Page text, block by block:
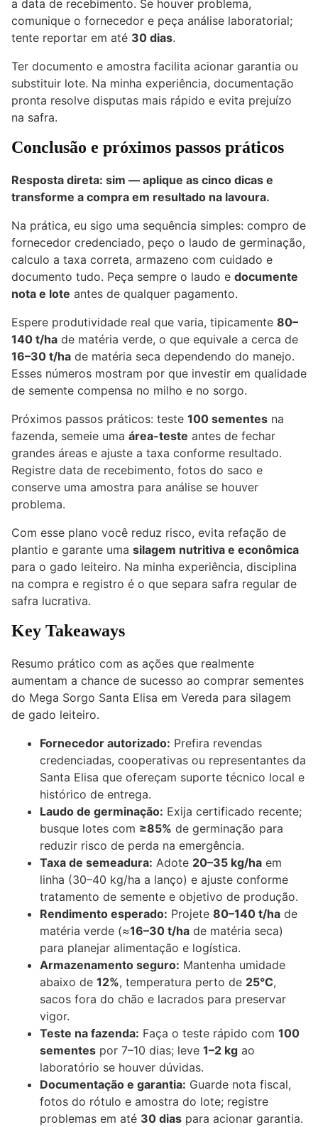
a data de recebimento. Se houver problema,
comunique o fornecedor e peça análise laboratorial;
tente reportar em até 30 dias.
Ter documento e amostra facilita acionar garantia ou
substituir lote. Na minha experiência, documentação
pronta resolve disputas mais rápido e evita prejuízo
na safra.
Conclusão e próximos passos práticos
Resposta direta: sim — aplique as cinco dicas e
transforme a compra em resultado na lavoura.
Na prática, eu sigo uma sequência simples: compro de
fornecedor credenciado, peço o laudo de germinação,
calculo a taxa correta, armazeno com cuidado e
documento tudo. Peça sempre o laudo e documente
nota e lote antes de qualquer pagamento.
Espere produtividade real que varia, tipicamente 80–
140 t/ha de matéria verde, o que equivale a cerca de
16–30 t/ha de matéria seca dependendo do manejo.
Esses números mostram por que investir em qualidade
de semente compensa no milho e no sorgo.
Próximos passos práticos: teste 100 sementes na
fazenda, semeie uma área-teste antes de fechar
grandes áreas e ajuste a taxa conforme resultado.
Registre data de recebimento, fotos do saco e
conserve uma amostra para análise se houver
problema.
Com esse plano você reduz risco, evita refação de
plantio e garante uma silagem nutritiva e econômica
para o gado leiteiro. Na minha experiência, disciplina
na compra e registro é o que separa safra regular de
safra lucrativa.
Key Takeaways
Resumo prático com as ações que realmente
aumentam a chance de sucesso ao comprar sementes
do Mega Sorgo Santa Elisa em Vereda para silagem
de gado leiteiro.
Fornecedor autorizado: Prefira revendas
credenciadas, cooperativas ou representantes da
Santa Elisa que ofereçam suporte técnico local e
histórico de entrega.
Laudo de germinação: Exija certificado recente;
busque lotes com ≥85% de germinação para
reduzir risco de perda na emergência.
Taxa de semeadura: Adote 20–35 kg/ha em
linha (30–40 kg/ha a lanço) e ajuste conforme
tratamento de semente e objetivo de produção.
Rendimento esperado: Projete 80–140 t/ha de
matéria verde (≈16–30 t/ha de matéria seca)
para planejar alimentação e logística.
Armazenamento seguro: Mantenha umidade
abaixo de 12%, temperatura perto de 25°C,
sacos fora do chão e lacrados para preservar
vigor.
Teste na fazenda: Faça o teste rápido com 100
sementes por 7–10 dias; leve 1–2 kg ao
laboratório se houver dúvidas.
Documentação e garantia: Guarde nota fiscal,
fotos do rótulo e amostra do lote; registre
problemas em até 30 dias para acionar garantia.